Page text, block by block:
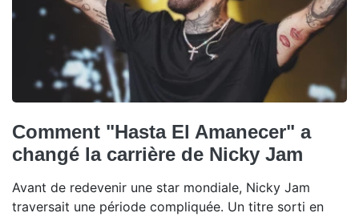
Comment "Hasta El Amanecer" a
changé la carrière de Nicky Jam
Avant de redevenir une star mondiale, Nicky Jam
traversait une période compliquée. Un titre sorti en